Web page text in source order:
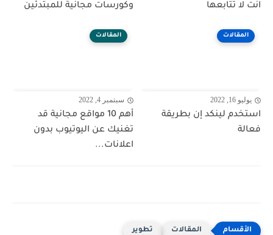
انت لا تتابعها
وكورسات مجانية للمبتدئين
المقالات
يوليو 16, 2022
استخدم لينكد إن بطريقة
فعالة
المقالات
سبتمبر 4, 2022
أهم 10 مواقع مجانية قد
تغنيك عن اليوتيوب بدون
اعلانات...
المقالات تطوير